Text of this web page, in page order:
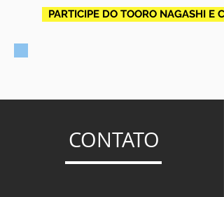
PARTICIPE DO TOORO NAGASHI E
CONTATO